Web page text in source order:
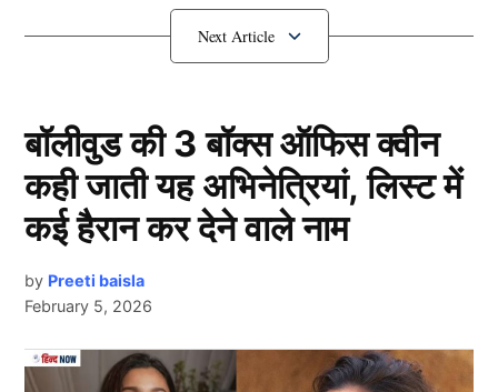
सैफ की बेटी Sara Ali Khan पर लगा
बॉलीवुड की 3 बॉक्स ऑफिस क्वीन
कही जाती यह अभिनेत्रियां, लिस्ट में
कई हैरान कर देने वाले नाम
by Preeti baisla
February 5, 2026